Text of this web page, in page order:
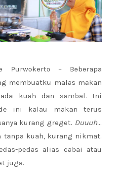
Purwokerto – Beberapa
membuatku malas makan
kuah dan sambal. Ini
ini kalau makan terus
kurang greget. Duuuh…
tanpa kuah, kurang nikmat.
pedas alias cabai atau
juga.